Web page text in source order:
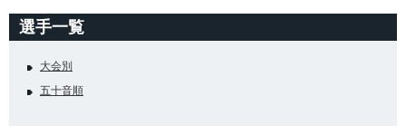
選手一覧
大会別
五十音順